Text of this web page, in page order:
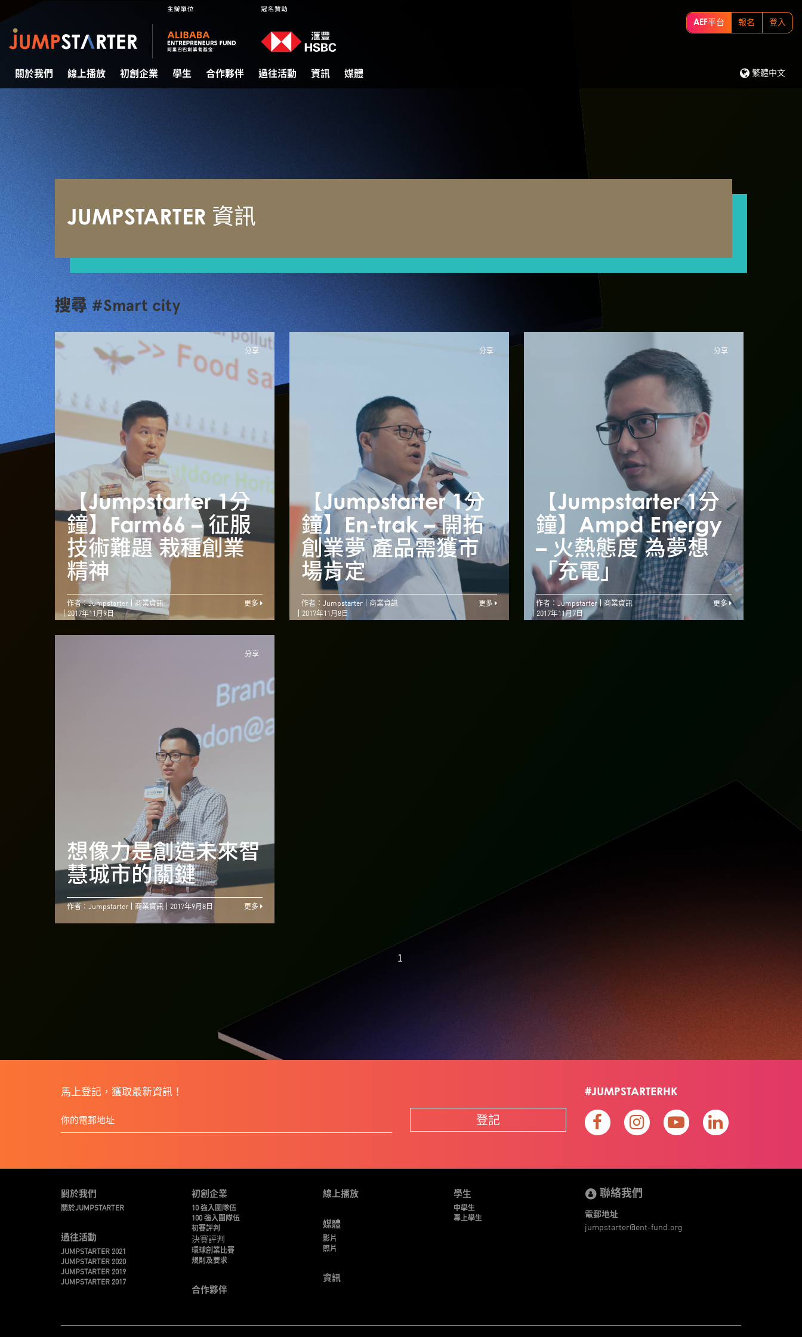
AEF平台 報名 登入
繁體中文
關於我們 線上播放 初創企業 學生 合作夥伴 過往活動 資訊 媒體
JUMPSTARTER 資訊
搜尋 #Smart city
分享
【Jumpstarter 1分
鐘】Farm66 – 征服
技術難題 栽種創業
精神
【Jumpstarter 1分
鐘】Farm66 – 征服
技術難題 栽種創業
精神
作者：Jumpstarter
商業資訊
2017年11月9日
更多
分享
【Jumpstarter 1分
鐘】En-trak – 開拓
創業夢 產品需獲市
場肯定
【Jumpstarter 1分
鐘】En-trak – 開拓
創業夢 產品需獲市
場肯定
作者：Jumpstarter
商業資訊
2017年11月8日
更多
分享
【Jumpstarter 1分
鐘】Ampd Energy
– 火熱態度 為夢想
「充電」
作者：Jumpstarter
商業資訊
2017年11月7日
更多
分享
想像力是創造未來智
慧城市的關鍵
作者：Jumpstarter 商業資訊 2017年9月8日 更多
1
馬上登記，獲取最新資訊！
登記
#JUMPSTARTERHK
關於我們
關於JUMPSTARTER
過往活動
JUMPSTARTER 2021
JUMPSTARTER 2020
JUMPSTARTER 2019
JUMPSTARTER 2017
初創企業
10 強入圍隊伍
100 強入圍隊伍
初賽評判
決賽評判
環球創業比賽
規則及要求
合作夥伴
線上播放
媒體
影片
照片
資訊
學生
中學生
專上學生
聯絡我們
電郵地址
jumpstarter@ent-fund.org